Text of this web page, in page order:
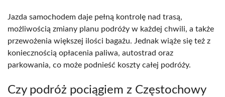
Jazda samochodem daje pełną kontrolę nad trasą,
możliwością zmiany planu podróży w każdej chwili, a także
przewożenia większej ilości bagażu. Jednak wiąże się też z
koniecznością opłacenia paliwa, autostrad oraz
parkowania, co może podnieść koszty całej podróży.
Czy podróż pociągiem z Częstochowy